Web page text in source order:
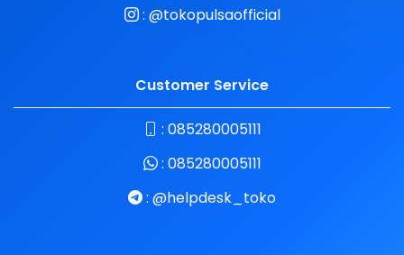
: @tokopulsaofficial
Customer Service
: 085280005111
: 085280005111
: @helpdesk_toko